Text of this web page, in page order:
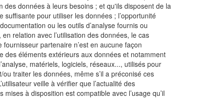
des données à leurs besoins ; et qu'ils disposent de la
suffisante pour utiliser les données ; l’opportunité
ou les outils d’analyse fournis ou
en relation avec l’utilisation des données, le cas
fournisseur partenaire n’est en aucune façon
des éléments extérieurs aux données et notamment
matériels, logiciels, réseaux..., utilisés pour
ou traiter les données, même s’il a préconisé ces
veille à vérifier que l’actualité des
mises à disposition est compatible avec l’usage qu’il